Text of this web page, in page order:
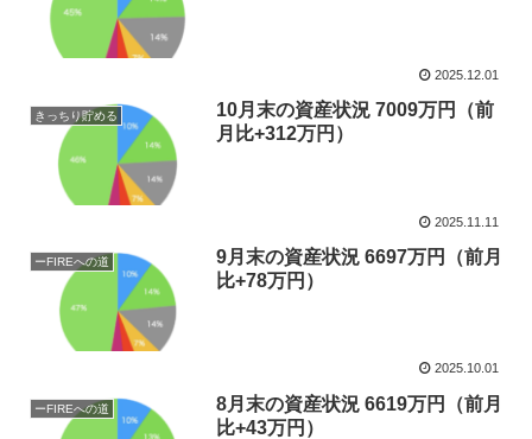
2025.12.01
きっちり貯める
10月末の資産状況 7009万円（前
月比+312万円）
2025.11.11
ーFIREへの道
9月末の資産状況 6697万円（前月
比+78万円）
2025.10.01
ーFIREへの道
8月末の資産状況 6619万円（前月
比+43万円）